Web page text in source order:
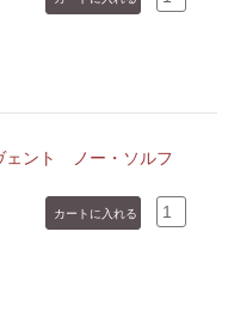
ェント ノー・ソルフ